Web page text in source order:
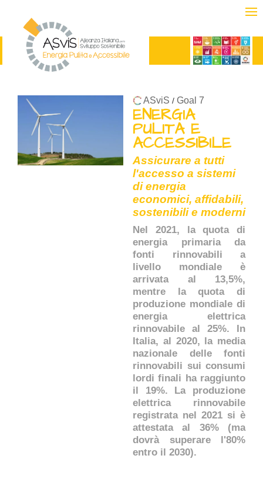
ASviS / Goal 7
ENERGIA
PULITA E
ACCESSIBILE
Assicurare a tutti
l'accesso a sistemi
di energia
economici, affidabili,
sostenibili e moderni
Nel 2021, la quota di
energia primaria da
fonti rinnovabili a
livello mondiale è
arrivata al 13,5%,
mentre la quota di
produzione mondiale di
energia elettrica
rinnovabile al 25%. In
Italia, al 2020, la media
nazionale delle fonti
rinnovabili sui consumi
lordi finali ha raggiunto
il 19%. La produzione
elettrica rinnovabile
registrata nel 2021 si è
attestata al 36% (ma
dovrà superare l'80%
entro il 2030).